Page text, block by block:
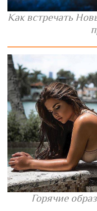
Как встречать
Горячие